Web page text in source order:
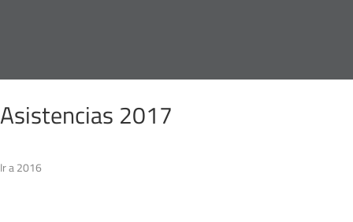
Asistencias 2017
Ir a 2016